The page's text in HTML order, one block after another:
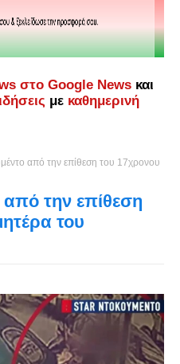
στο Google News και
με καθημερινή
από την επίθεση του 17χρονου
από την επίθεση
του